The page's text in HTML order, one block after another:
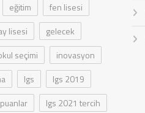
eğitim
fen lisesi
lisesi
gelecek
seçimi
inovasyon
lgs
lgs 2019
lgs 2021 tercih